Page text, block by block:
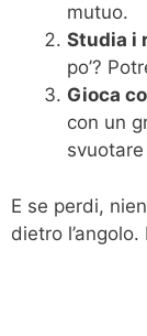
mutuo.
Studia i
po’?
Gioca
con un
E se perdi,
dietro